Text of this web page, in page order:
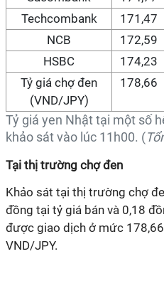
Tỷ giá yen Nhật tại một số
khảo sát vào lúc 11h00. (
Techcombank
171,47
NCB
172,59
HSBC
174,23
Tỷ giá chợ đen
(VND/JPY)
178,66
Tại thị trường chợ đen
Khảo sát tại thị trường chợ
đồng tại tỷ giá bán và 0,18
được giao dịch ở mức
VND/JPY.